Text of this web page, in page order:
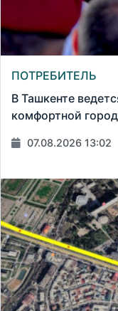
ПОТРЕБИТЕЛЬ
В Ташкенте
комфортной
07.08.2026 13:02